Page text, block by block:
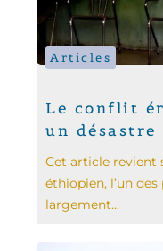
Articles
Le conflit
un désastre
Cet article revient
éthiopien, l’un
largement...